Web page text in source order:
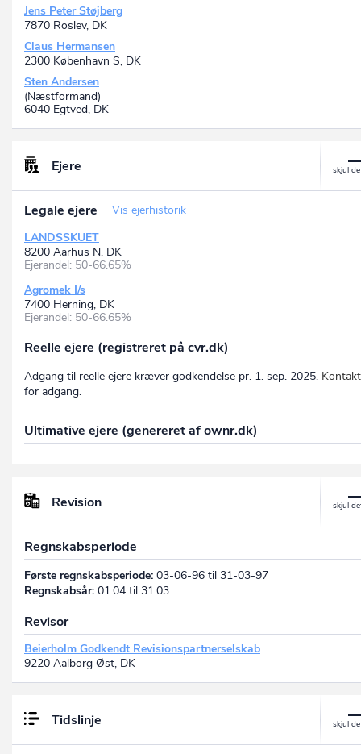
Jens Peter Støjberg
7870 Roslev, DK
Claus Hermansen
2300 København S, DK
Sten Andersen
(Næstformand)
6040 Egtved, DK
Ejere
Legale ejere
Vis ejerhistorik
LANDSSKUET
8200 Aarhus N, DK
Ejerandel: 50-66.65%
Agromek I/s
7400 Herning, DK
Ejerandel: 50-66.65%
Reelle ejere (registreret på cvr.dk)
Adgang til reelle ejere kræver godkendelse pr. 1. sep. 2025.
for adgang.
Ultimative ejere (genereret af ownr.dk)
Revision
Regnskabsperiode
Første regnskabsperiode: 03-06-96 til 31-03-97
Regnskabsår: 01.04 til 31.03
Revisor
Beierholm Godkendt Revisionspartnerselskab
9220 Aalborg Øst, DK
Tidslinje